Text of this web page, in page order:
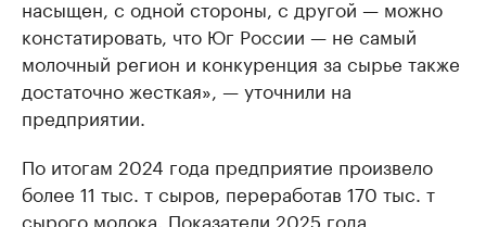
насыщен, с одной стороны, с другой — можно
констатировать, что Юг России — не самый
молочный регион и конкуренция за сырье также
достаточно жесткая», — уточнили на
предприятии.
По итогам 2024 года предприятие произвело
более 11 тыс. т сыров, переработав 170 тыс. т
сырого молока. Показатели 2025 года